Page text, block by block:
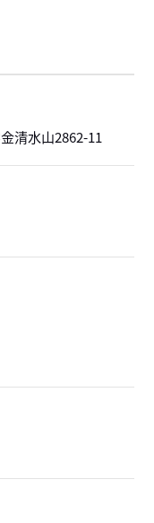
清水山2862-11